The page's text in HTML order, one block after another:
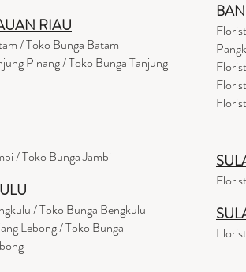
RIAU
/ Toko Bunga Batam
Pinang / Toko Bunga Tanjung
/ Toko Bunga Jambi
/ Toko Bunga Bengkulu
Lebong / Toko Bunga